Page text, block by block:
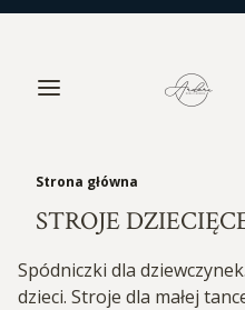
Menu
Strona główna
STROJE
Spódniczki dla
dzieci. Stroje dla małej